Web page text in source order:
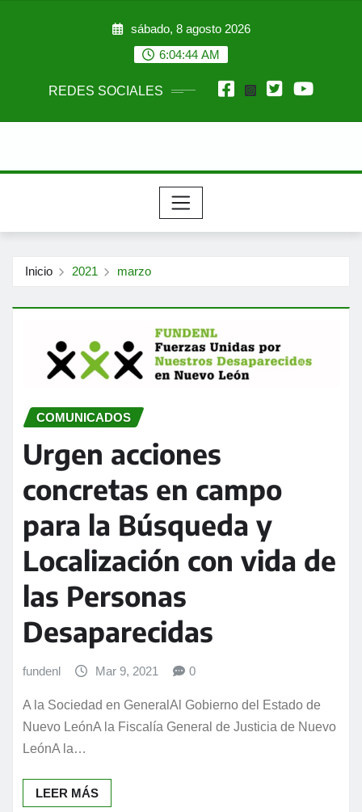
sábado, 8 agosto 2026
6:04:45 AM
REDES SOCIALES
Inicio 2021 marzo
COMUNICADOS
Urgen acciones
concretas en campo
para la Búsqueda y
Localización con vida de
las Personas
Desaparecidas
fundenl Mar 9, 2021 0
A la Sociedad en GeneralAl Gobierno del Estado de
Nuevo LeónA la Fiscalía General de Justicia de Nuevo
LeónA la…
LEER MÁS